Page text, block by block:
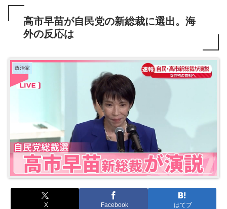
高市早苗が自民党の新総裁に選出。海
外の反応は
政治家
X Facebook はてブ